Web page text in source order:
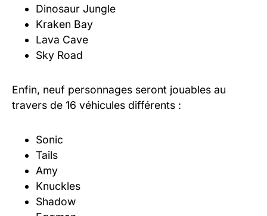
Dinosaur Jungle
Kraken Bay
Lava Cave
Sky Road
Enfin, neuf personnages seront jouables au
travers de 16 véhicules différents :
Sonic
Tails
Amy
Knuckles
Shadow